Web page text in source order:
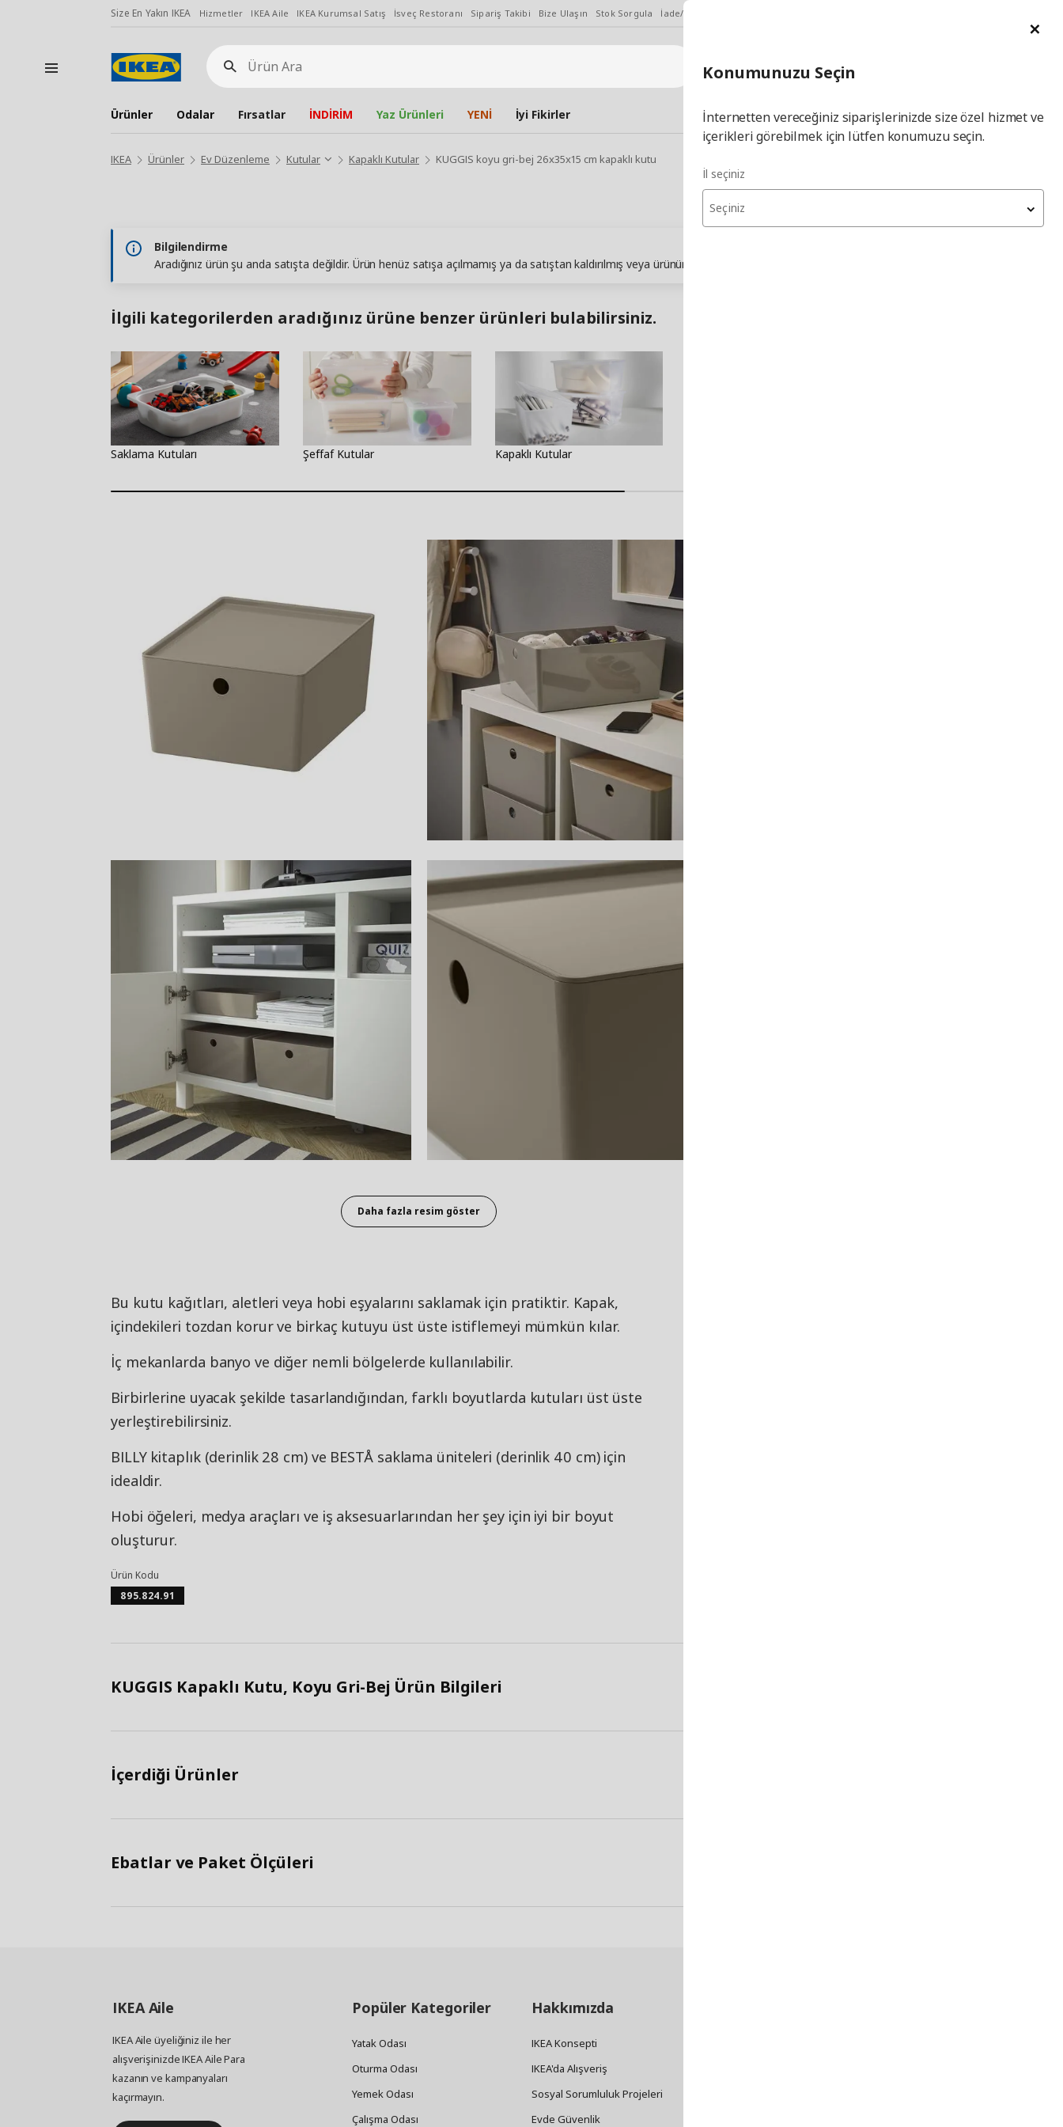
Size En Yakın IKEA Hizmetler IKEA Aile IKEA Kurumsal Satış İsveç Restoranı Sipariş Takibi Bize Ulaşın Stok Sorgula İade/Değişim Talebi
Ürün
Ara
İl Seçiniz İl
Hej! Üye Girişi / Üye Ol
Ürünler Odalar Fırsatlar İNDİRİM Yaz Ürünleri YENİ İyi Fikirler
IKEA Ürünler Ev Düzenleme Kutular Kapaklı Kutular KUGGIS koyu gri-bej 26x35x15 cm kapaklı kutu
Bilgilendirme
Aradığınız ürün şu anda satışta değildir. Ürün henüz satışa açılmamış ya da satıştan kaldırılmış veya ürünün stokları tükenmiş olabilir. Lütfen daha sonra yeniden deneyin.
İlgili kategorilerden aradığınız ürüne benzer ürünleri bulabilirsiniz.
Saklama Kutuları Şeffaf Kutular Kapaklı Kutular
Daha fazla resim göster
Bu kutu kağıtları, aletleri veya hobi eşyalarını saklamak için pratiktir. Kapak,
içindekileri tozdan korur ve birkaç kutuyu üst üste istiflemeyi mümkün kılar.
İç mekanlarda banyo ve diğer nemli bölgelerde kullanılabilir.
Birbirlerine uyacak şekilde tasarlandığından, farklı boyutlarda kutuları üst üste
yerleştirebilirsiniz.
BILLY kitaplık (derinlik 28 cm) ve BESTÅ saklama üniteleri (derinlik 40 cm) için
idealdir.
Hobi öğeleri, medya araçları ve iş aksesuarlarından her şey için iyi bir boyut
oluşturur.
Ürün Kodu
895.824.91
KUGGIS Kapaklı Kutu, Koyu Gri-Bej Ürün Bilgileri
İçerdiği Ürünler
Ebatlar ve Paket Ölçüleri
IKEAAile
IKEA Aile üyeliğiniz ile her
alışverişinizde IKEA Aile Para
kazanın ve kampanyaları
kaçırmayın.
Popüler Kategoriler
Yatak Odası
Oturma Odası
Yemek Odası
Çalışma Odası
Hakkımızda
IKEA Konsepti
IKEA'da Alışveriş
Sosyal Sorumluluk Projeleri
Evde Güvenlik
Konumunuzu Seçin
İnternetten vereceğiniz siparişlerinizde size özel hizmet ve
içerikleri görebilmek için lütfen konumuzu seçin.
İl seçiniz
Seçiniz